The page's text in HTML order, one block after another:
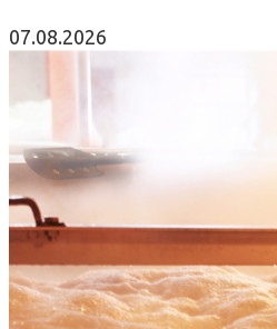
07.08.2026